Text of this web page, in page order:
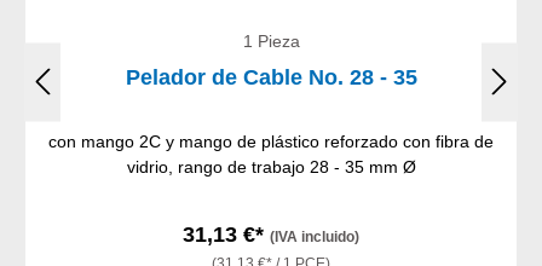
1 Pieza
Pelador de Cable No. 28 - 35
con mango 2C y mango de plástico reforzado con fibra de
vidrio, rango de trabajo 28 - 35 mm Ø
31,13 €* (IVA incluido)